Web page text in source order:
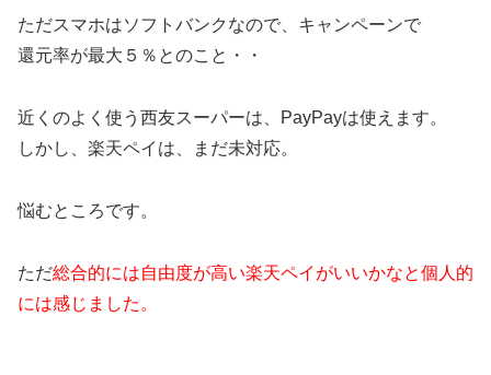
ただスマホはソフトバンクなので、キャンペーンで
還元率が最大５％とのこと・・
近くのよく使う西友スーパーは、PayPayは使えます。
しかし、楽天ペイは、まだ未対応。
悩むところです。
ただ総合的には自由度が高い楽天ペイがいいかなと個人的
には感じました。